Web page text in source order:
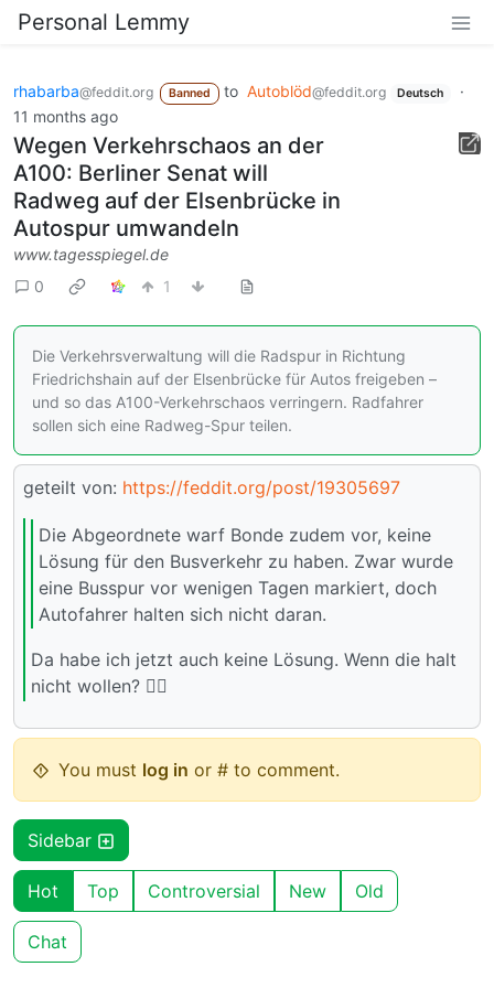
Personal Lemmy
rhabarba@feddit.org Banned to Autoblöd@feddit.org Deutsch
·
11 months ago
Wegen Verkehrschaos an der
A100: Berliner Senat will
Radweg auf der Elsenbrücke in
Autospur umwandeln
www.tagesspiegel.de
0
1
Die Verkehrsverwaltung will die Radspur in Richtung
Friedrichshain auf der Elsenbrücke für Autos freigeben –
und so das A100-Verkehrschaos verringern. Radfahrer
sollen sich eine Radweg-Spur teilen.
geteilt von: https://feddit.org/post/19305697
Die Abgeordnete warf Bonde zudem vor, keine
Lösung für den Busverkehr zu haben. Zwar wurde
eine Busspur vor wenigen Tagen markiert, doch
Autofahrer halten sich nicht daran.
Da habe ich jetzt auch keine Lösung. Wenn die halt
nicht wollen? 🤷‍♂️
You must log in or # to comment.
Sidebar
Hot Top Controversial New Old
Chat